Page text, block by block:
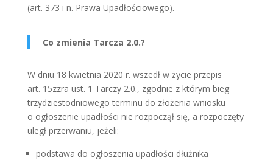
(art. 373 i n. Prawa Upadłościowego).
Co zmienia Tarcza 2.0.?
W dniu 18 kwietnia 2020 r. wszedł w życie przepis
art. 15zzra ust. 1 Tarczy 2.0., zgodnie z którym bieg
trzydziestodniowego terminu do złożenia wniosku
o ogłoszenie upadłości nie rozpoczął się, a rozpoczęty
uległ przerwaniu, jeżeli:
podstawa do ogłoszenia upadłości dłużnika